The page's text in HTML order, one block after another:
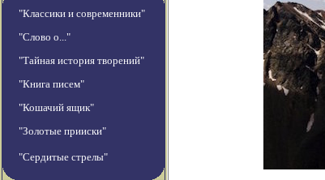
"Классики и современники"
"Слово о..."
"Тайная история творений"
"Книга писем"
"Кошачий ящик"
"Золотые прииски"
"Сердитые стрелы"